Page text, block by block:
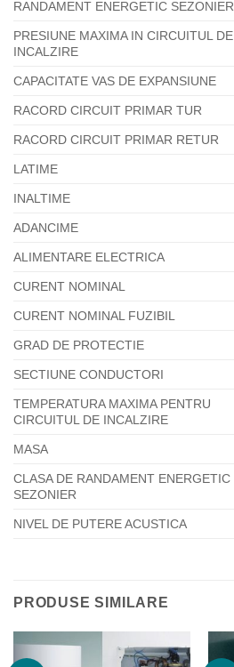
RANDAMENT ENERGETIC SEZONIER
PRESIUNE MAXIMA IN CIRCUITUL DE
INCALZIRE
CAPACITATE VAS DE EXPANSIUNE
RACORD CIRCUIT PRIMAR TUR
RACORD CIRCUIT PRIMAR RETUR
LATIME
INALTIME
ADANCIME
ALIMENTARE ELECTRICA
CURENT NOMINAL
CURENT NOMINAL FUZIBIL
GRAD DE PROTECTIE
SECTIUNE CONDUCTORI
TEMPERATURA MAXIMA PENTRU
CIRCUITUL DE INCALZIRE
MASA
CLASA DE RANDAMENT ENERGETIC
SEZONIER
NIVEL DE PUTERE ACUSTICA
PRODUSE SIMILARE